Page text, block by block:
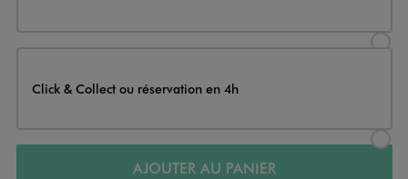
Click & Collect ou réservation en 4h
AJOUTER AU PANIER